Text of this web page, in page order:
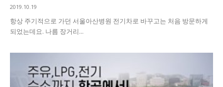
2019.10.19
항상 주기적으로 가던 서울아산병원 전기차로 바꾸고는 처음 방문하게
되었는데요. 나름 장거리...